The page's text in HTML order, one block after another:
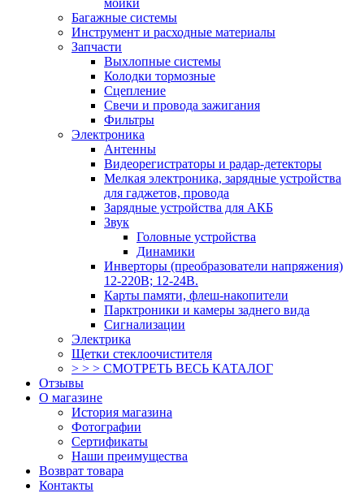
Багажные системы
Инструмент и расходные материалы
Запчасти
Выхлопные системы
Колодки тормозные
Сцепление
Свечи и провода зажигания
Фильтры
Электроника
Антенны
Видеорегистраторы и радар-детекторы
Мелкая электроника, зарядные устройства
для гаджетов, провода
Зарядные устройства для АКБ
Звук
Головные устройства
Динамики
Инверторы (преобразователи напряжения)
12-220В; 12-24В.
Карты памяти, флеш-накопители
Парктроники и камеры заднего вида
Сигнализации
Электрика
Щетки стеклоочистителя
> > > СМОТРЕТЬ ВЕСЬ КАТАЛОГ
Отзывы
О магазине
История магазина
Фотографии
Сертификаты
Наши преимущества
Возврат товара
Контакты